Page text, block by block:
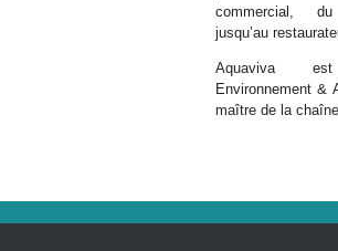
commercial, du
jusqu’au
Aquaviva
Environnement &
maître de la